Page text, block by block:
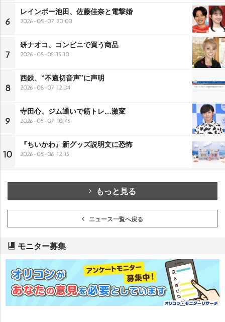
6
レインボー池田、佐藤佳奈と電撃婚
2026-08-07 20:00
7
研ナオコ、コンビニで買う商品
2026-08-05 15:10
8
西鉄、“不適切音声”に声明
2026-08-07 12:34
9
寺田心、ジム通いで筋トレ…激変
2026-08-07 10:46
10
『ちいかわ』新グッズ説明文に恐怖
2026-08-06 12:15
もっと見る
ニュース一覧へ戻る
モニター募集